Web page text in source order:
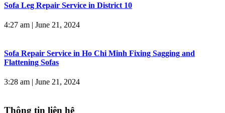
Sofa Leg Repair Service in District 10
4:27 am | June 21, 2024
Sofa Repair Service in Ho Chi Minh Fixing Sagging and
Flattening Sofas
3:28 am | June 21, 2024
Thông tin liên hệ